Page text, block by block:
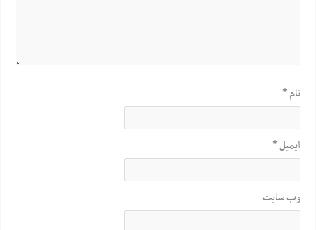
نام*
ایمیل*
وب‌ سایت